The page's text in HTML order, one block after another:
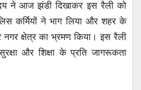
ने आज झंडी दिखाकर इस रैली को
कर्मियों ने भाग लिया और शहर के
नगर क्षेत्र का भ्रमण किया। इस रैली
और शिक्षा के प्रति जागरूकता